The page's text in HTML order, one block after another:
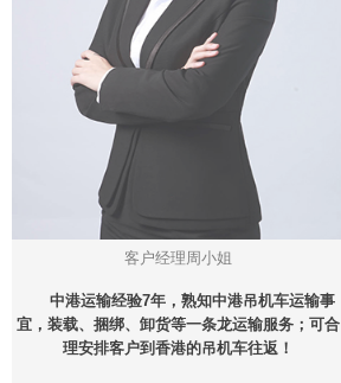
客户经理周小姐
中港运输经验7年，熟知中港吊机车运输事
宜，装载、捆绑、卸货等一条龙运输服务；可合
理安排客户到香港的吊机车往返！